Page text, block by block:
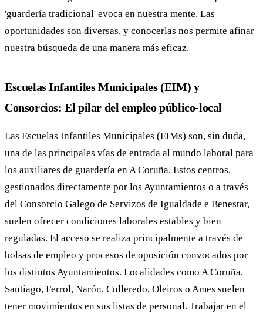
'guardería tradicional' evoca en nuestra mente. Las
oportunidades son diversas, y conocerlas nos permite afinar
nuestra búsqueda de una manera más eficaz.
Escuelas Infantiles Municipales (EIM) y
Consorcios: El pilar del empleo público-local
Las Escuelas Infantiles Municipales (EIMs) son, sin duda,
una de las principales vías de entrada al mundo laboral para
los auxiliares de guardería en A Coruña. Estos centros,
gestionados directamente por los Ayuntamientos o a través
del Consorcio Galego de Servizos de Igualdade e Benestar,
suelen ofrecer condiciones laborales estables y bien
reguladas. El acceso se realiza principalmente a través de
bolsas de empleo y procesos de oposición convocados por
los distintos Ayuntamientos. Localidades como A Coruña,
Santiago, Ferrol, Narón, Culleredo, Oleiros o Ames suelen
tener movimientos en sus listas de personal. Trabajar en el